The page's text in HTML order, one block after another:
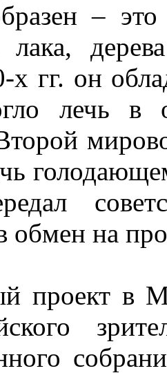
–
лака,
х гг. он
лечь в
обмен на
проект в